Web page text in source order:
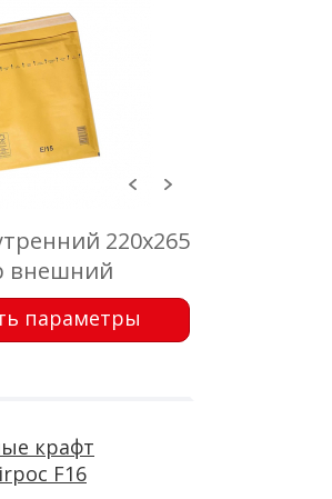
220x265
внешний
клапан 50 мм,
75 г/м2,
параметры
крафт
F16